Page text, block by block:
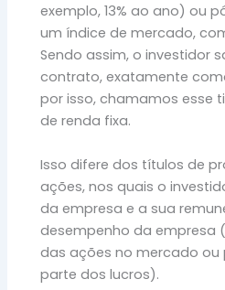
exemplo, 13% ao ano) ou
um índice de mercado,
Sendo assim, o investidor
contrato, exatamente
por isso, chamamos esse
de renda fixa.
Isso difere dos títulos de
ações, nos quais o
da empresa e a sua
desempenho da empresa
das ações no mercado ou
parte dos lucros).